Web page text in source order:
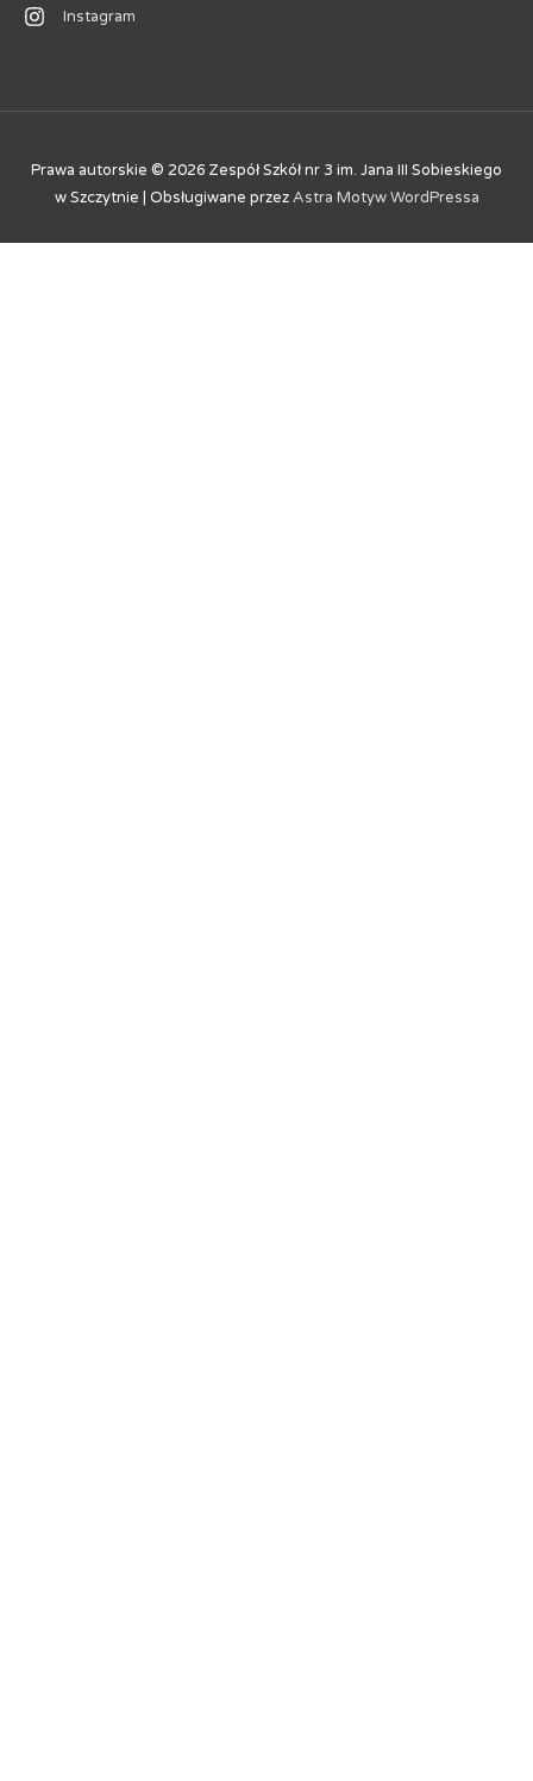
Instagram
Prawa autorskie © 2026 Zespół Szkół nr 3 im. Jana III Sobieskiego
w Szczytnie | Obsługiwane przezAstra Motyw WordPressa